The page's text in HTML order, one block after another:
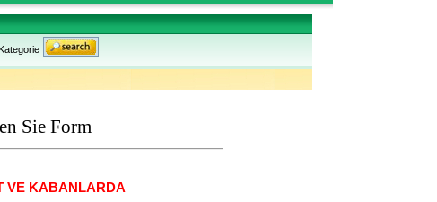
Sie Form
VE KABANLARDA